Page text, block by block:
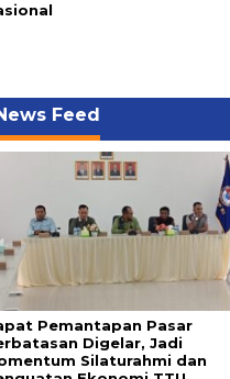
Feed
Pemantapan Pasar
Digelar, Jadi
Silaturahmi dan